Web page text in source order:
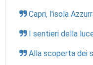
Capri, l'isola
I sentieri della
Alla scoperta dei